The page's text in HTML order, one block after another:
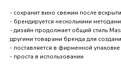
- сохранит вино свежим после
- брендируется несколькими
- дизайн продолжает общий стиль
другими товарами бренда для
- поставляется в фирменной
- проста в использовании